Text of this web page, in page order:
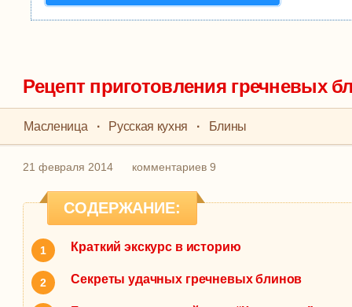
Рецепт приготовления гречневых
Масленица · Русская кухня · Блины
21 февраля 2014 комментариев 9
СОДЕРЖАНИЕ:
Краткий экскурс в историю
Секреты удачных гречневых блинов